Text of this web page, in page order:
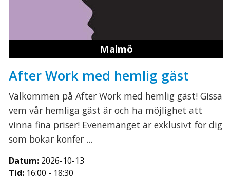
Malmö
After Work med hemlig gäst
Välkommen på After Work med hemlig gäst! Gissa
vem vår hemliga gäst är och ha möjlighet att
vinna fina priser! Evenemanget är exklusivt för dig
som bokar konfer ...
Datum: 2026-10-13
Tid: 16:00 - 18:30